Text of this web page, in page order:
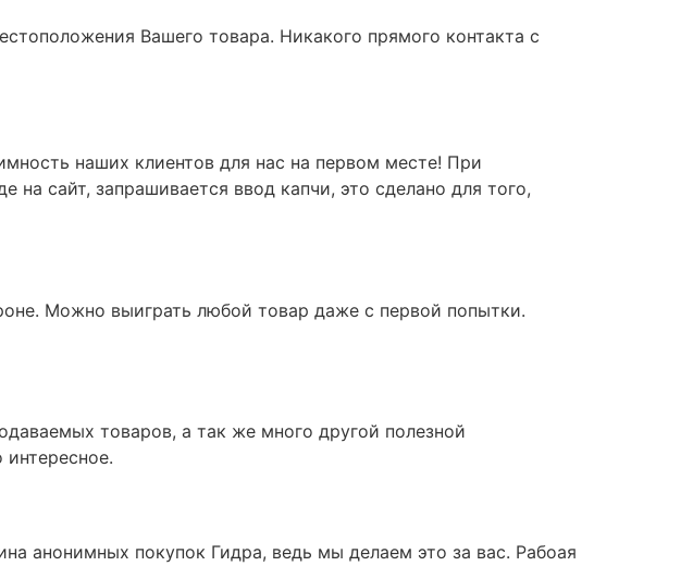
Вашего товара. Никакого прямого контакта с
наших клиентов для нас на первом месте! При
сайт, запрашивается ввод капчи, это сделано для того,
Можно выиграть любой товар даже с первой попытки.
товаров, а так же много другой полезной
анонимных покупок Гидра, ведь мы делаем это за вас. Рабоая